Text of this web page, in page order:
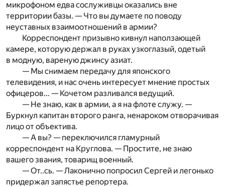
микрофоном едва сослуживцы оказались вне
территории базы. — Что вы думаете по поводу
неуставных взаимоотношений в армии?
Корреспондент призывно кивнул наползающей
камере, которую держал в руках узкоглазый, одетый
в модную, вареную джинсу азиат.
— Мы снимаем передачу для японского
телевидения, и нас очень интересует мнение простых
офицеров… — Кочетом разливался ведущий.
— Не знаю, как в армии, а я на флоте служу. —
Буркнул капитан второго ранга, ненароком отворачивая
лицо от объектива.
— А вы? — переключился гламурный
корреспондент на Круглова. — Простите, не знаю
вашего звания, товарищ военный.
— От..сь. — Лаконично попросил Сергей и легонько
придержал запястье репортера.